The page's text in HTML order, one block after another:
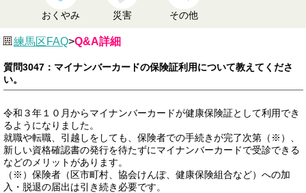
おくやみ 災害 その他
練馬区FAQ>Q&A詳細
質問3047：マイナンバーカードの保険証利用について教えてくださ
い。
令和３年１０月からマイナンバーカードが健康保険証として利用でき
るようになりました。
就職や転職、引越しをしても、保険者での手続きが完了次第（※）、
新しい資格確認書の発行を待たずにマイナンバーカードで受診できる
などのメリットがあります。
（※）保険者（区市町村、協会けんぽ、健康保険組合など）への加
入・脱退の届出は引き続き必要です。